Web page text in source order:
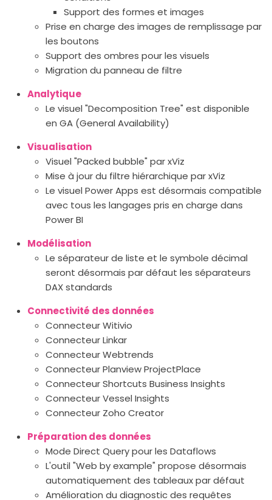
Support des formes et images
Prise en charge des images de remplissage par
les boutons
Support des ombres pour les visuels
Migration du panneau de filtre
Analytique
Le visuel "Decomposition Tree" est disponible
en GA (General Availability)
Visualisation
Visuel "Packed bubble" par xViz
Mise à jour du filtre hiérarchique par xViz
Le visuel Power Apps est désormais compatible
avec tous les langages pris en charge dans
Power BI
Modélisation
Le séparateur de liste et le symbole décimal
seront désormais par défaut les séparateurs
DAX standards
Connectivité des données
Connecteur Witivio
Connecteur Linkar
Connecteur Webtrends
Connecteur Planview ProjectPlace
Connecteur Shortcuts Business Insights
Connecteur Vessel Insights
Connecteur Zoho Creator
Préparation des données
Mode Direct Query pour les Dataflows
L'outil "Web by example" propose désormais
automatiquement des tableaux par défaut
Amélioration du diagnostic des requêtes